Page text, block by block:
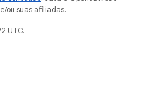
ou suas afiliadas.
UTC.